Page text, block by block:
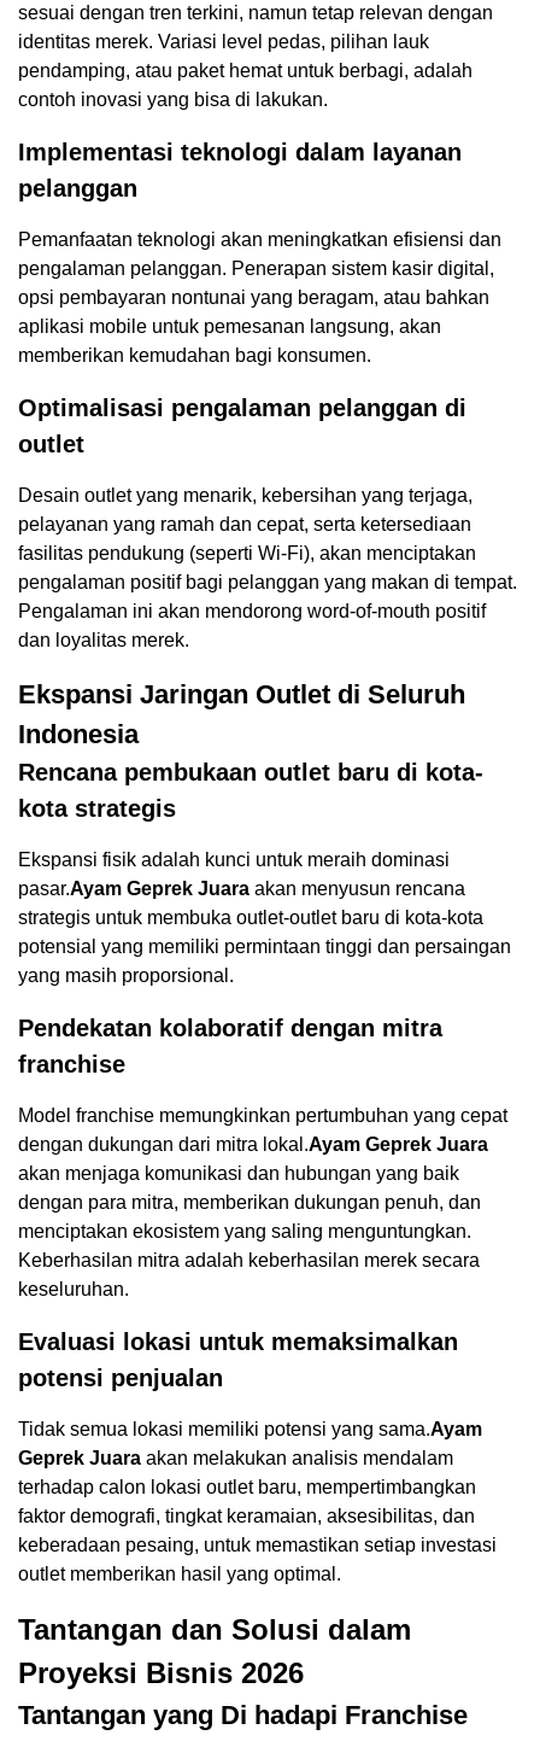
sesuai dengan tren terkini, namun tetap relevan dengan
identitas merek. Variasi level pedas, pilihan lauk
pendamping, atau paket hemat untuk berbagi, adalah
contoh inovasi yang bisa di lakukan.
Implementasi teknologi dalam layanan
pelanggan
Pemanfaatan teknologi akan meningkatkan efisiensi dan
pengalaman pelanggan. Penerapan sistem kasir digital,
opsi pembayaran nontunai yang beragam, atau bahkan
aplikasi mobile untuk pemesanan langsung, akan
memberikan kemudahan bagi konsumen.
Optimalisasi pengalaman pelanggan di
outlet
Desain outlet yang menarik, kebersihan yang terjaga,
pelayanan yang ramah dan cepat, serta ketersediaan
fasilitas pendukung (seperti Wi-Fi), akan menciptakan
pengalaman positif bagi pelanggan yang makan di tempat.
Pengalaman ini akan mendorong word-of-mouth positif
dan loyalitas merek.
Ekspansi Jaringan Outlet di Seluruh
Indonesia
Rencana pembukaan outlet baru di kota-
kota strategis
Ekspansi fisik adalah kunci untuk meraih dominasi
pasar.Ayam Geprek Juara akan menyusun rencana
strategis untuk membuka outlet-outlet baru di kota-kota
potensial yang memiliki permintaan tinggi dan persaingan
yang masih proporsional.
Pendekatan kolaboratif dengan mitra
franchise
Model franchise memungkinkan pertumbuhan yang cepat
dengan dukungan dari mitra lokal.Ayam Geprek Juara
akan menjaga komunikasi dan hubungan yang baik
dengan para mitra, memberikan dukungan penuh, dan
menciptakan ekosistem yang saling menguntungkan.
Keberhasilan mitra adalah keberhasilan merek secara
keseluruhan.
Evaluasi lokasi untuk memaksimalkan
potensi penjualan
Tidak semua lokasi memiliki potensi yang sama.Ayam
Geprek Juara akan melakukan analisis mendalam
terhadap calon lokasi outlet baru, mempertimbangkan
faktor demografi, tingkat keramaian, aksesibilitas, dan
keberadaan pesaing, untuk memastikan setiap investasi
outlet memberikan hasil yang optimal.
Tantangan dan Solusi dalam
Proyeksi Bisnis 2026
Tantangan yang Di hadapi Franchise